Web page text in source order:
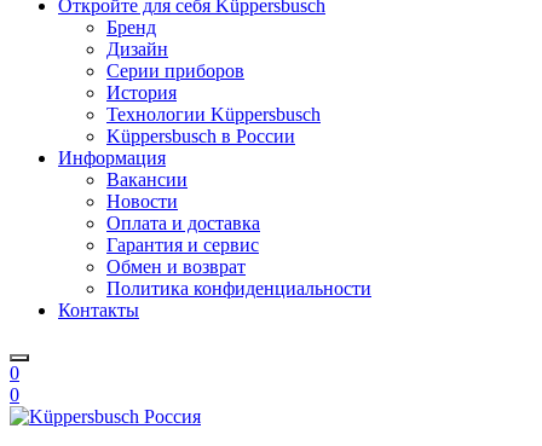
Откройте для себя Küppersbusch
Бренд
Дизайн
Серии приборов
История
Технологии Küppersbusch
Küppersbusch в России
Информация
Вакансии
Новости
Оплата и доставка
Гарантия и сервис
Обмен и возврат
Политика конфиденциальности
Контакты
0
0